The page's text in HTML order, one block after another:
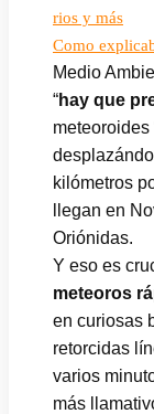
rios y más
Como
Medio
“hay que
meteoroides
kilómetros
llegan en
Oriónidas.
Y eso es
meteoros
en curiosas
retorcidas
varios
más